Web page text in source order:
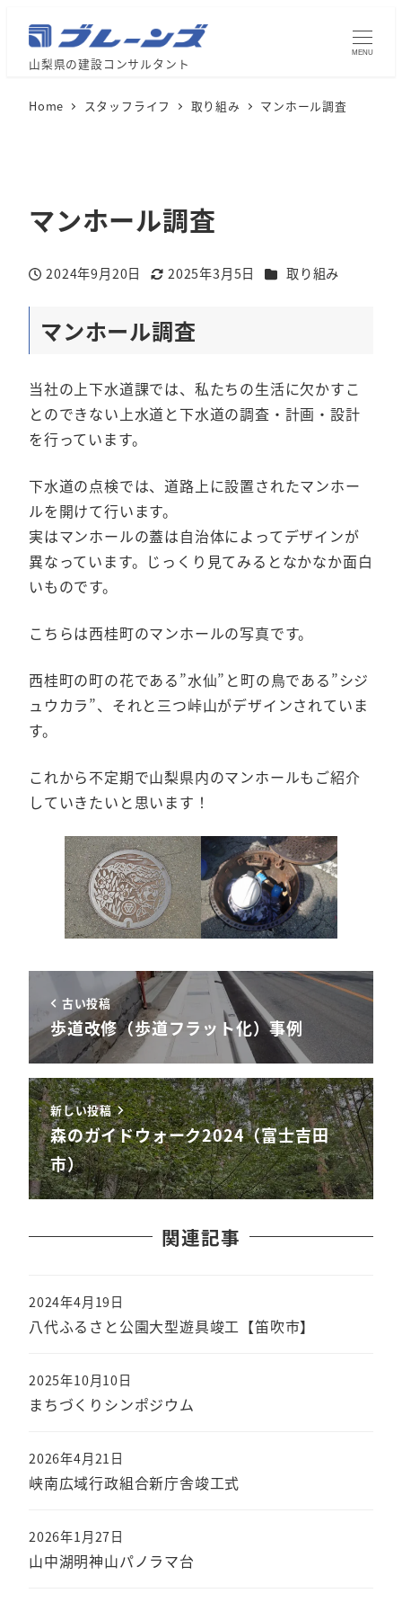
山梨県の建設コンサルタント
MENU
Home スタッフライフ 取り組み マンホール調査
マンホール調査
投稿日
2024年9月20日
更新日
2025年3月5日 カテゴリー
取り組み
マンホール調査
当社の上下水道課では、私たちの生活に欠かすこ
とのできない上水道と下水道の調査・計画・設計
を行っています。
下水道の点検では、道路上に設置されたマンホー
ルを開けて行います。
実はマンホールの蓋は自治体によってデザインが
異なっています。じっくり見てみるとなかなか面白
いものです。
こちらは西桂町のマンホールの写真です。
西桂町の町の花である”水仙”と町の鳥である”シジ
ュウカラ”、それと三つ峠山がデザインされていま
す。
これから不定期で山梨県内のマンホールもご紹介
していきたいと思います！
古い投稿
歩道改修（歩道フラット化）事例
新しい投稿
森のガイドウォーク2024（富士吉田
市）
関連記事
八代ふるさと公園大型遊具竣工【笛吹市】
2024年4月19日
まちづくりシンポジウム
2025年10月10日
峡南広域行政組合新庁舎竣工式
2026年4月21日
山中湖明神山パノラマ台
2026年1月27日